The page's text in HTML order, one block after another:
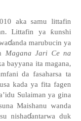
aka samu littafin
Littafin ya ƙunshi
ɗanda marubucin ya
Magana Jari Ce na
bayyana ita magana,
da fasaharsa ta
kada ya fita fagen
Sulaiman ya gina
Maishanu wanda
nishaɗantarwa duk